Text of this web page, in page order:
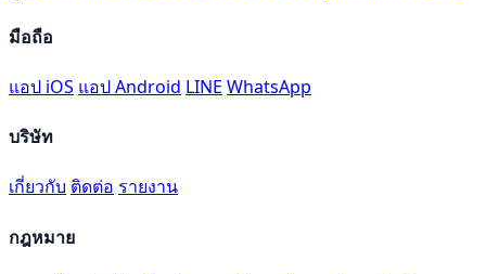
มือถือ
แอป iOS แอป Android LINE WhatsApp
บริษัท
เกี่ยวกับ ติดต่อ รายงาน
กฎหมาย